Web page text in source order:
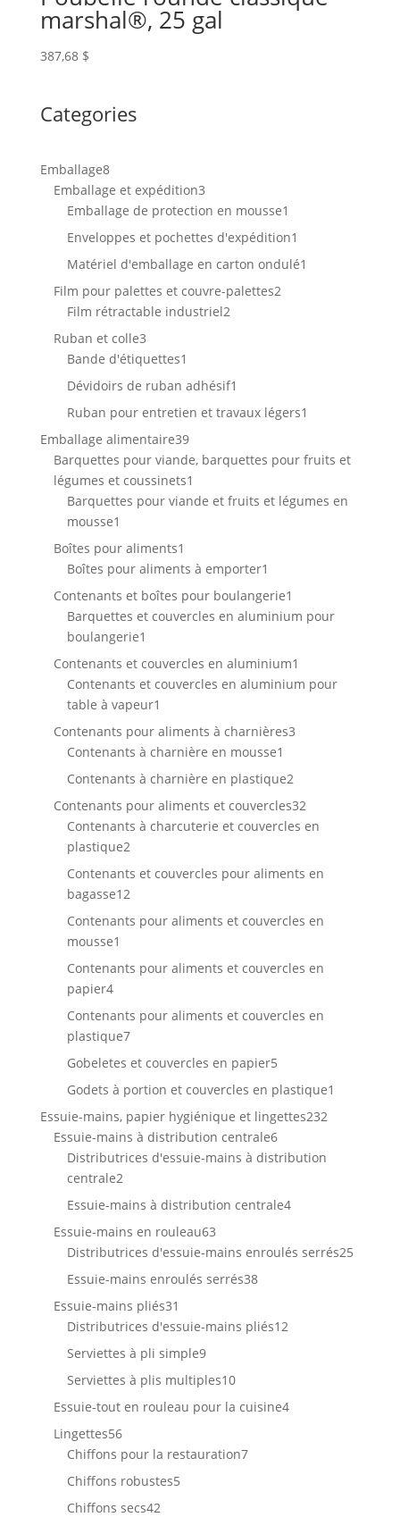
marshal®, 25 gal
387,68 $
Categories
Emballage88
produits
Emballage et expédition33
produits
Emballage de protection en mousse1
produit
Enveloppes et pochettes d'expédition1
produit
Matériel d'emballage en carton ondulé1
Film pour palettes et couvre-palettes22
Film rétractable industriel22
Ruban et colle33
produits
Bande d'étiquettes1
produit
Dévidoirs de ruban adhésif1
produit
Ruban pour entretien et travaux légers1
Emballage alimentaire3939
produits
Barquettes pour viande, barquettes pour fruits et
légumes et coussinets1
produit
Barquettes pour viande et fruits et légumes en
mousse1
produit
Boîtes pour aliments1
produit
Boîtes pour aliments à emporter1
produit
Contenants et boîtes pour boulangerie1
produit
Barquettes et couvercles en aluminium pour
boulangerie1
produit
Contenants et couvercles en aluminium1
produit
Contenants et couvercles en aluminium pour
table à vapeur1
produit
Contenants pour aliments à charnières33
Contenants à charnière en mousse1
produit
Contenants à charnière en plastique22
produits
Contenants pour aliments et couvercles3232
produits
Contenants à charcuterie et couvercles en
plastique22
produits
Contenants et couvercles pour aliments en
bagasse1212
produits
Contenants pour aliments et couvercles en
mousse1
produit
Contenants pour aliments et couvercles en
papier44
produits
Contenants pour aliments et couvercles en
plastique77
produits
Gobeletes et couvercles en papier55
produits
Godets à portion et couvercles en plastique1
Essuie-mains, papier hygiénique et lingettes232232
Essuie-mains à distribution centrale66
produits
Distributrices d'essuie-mains à distribution
centrale22
produits
Essuie-mains à distribution centrale44
Essuie-mains en rouleau6363
produits
Distributrices d'essuie-mains enroulés serrés2525
Essuie-mains enroulés serrés3838
Essuie-mains pliés31
produits
Distributrices d'essuie-mains pliés1212
Serviettes à pli simple99
produits
Serviettes à plis multiples1010
produits
Essuie-tout en rouleau pour la cuisine44
Lingettes5656
produits
Chiffons pour la restauration77
Chiffons robustes55
Chiffons secs4242